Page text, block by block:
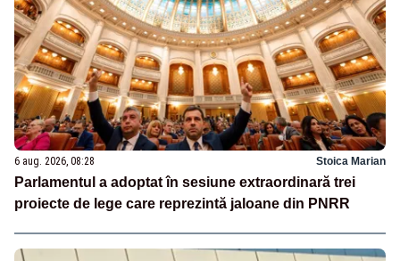
6 aug. 2026, 08:28 Stoica Marian
Parlamentul a adoptat în sesiune extraordinară trei
proiecte de lege care reprezintă jaloane din PNRR